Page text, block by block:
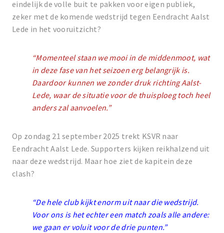
eindelijk de volle buit te pakken voor eigen publiek,
zeker met de komende wedstrijd tegen Eendracht Aalst
Lede in het vooruitzicht?
“Momenteel staan we mooi in de middenmoot, wat
in deze fase van het seizoen erg belangrijk is.
Daardoor kunnen we zonder druk richting Aalst-
Lede, waar de situatie voor de thuisploeg toch heel
anders zal aanvoelen.”
Op zondag 21 september 2025 trekt KSVR naar
Eendracht Aalst Lede. Supporters kijken reikhalzend uit
naar deze wedstrijd. Maar hoe ziet de kapitein deze
clash?
“De hele club kijkt enorm uit naar die wedstrijd.
Voor ons is het echter een match zoals alle andere:
we gaan er voluit voor de drie punten.”